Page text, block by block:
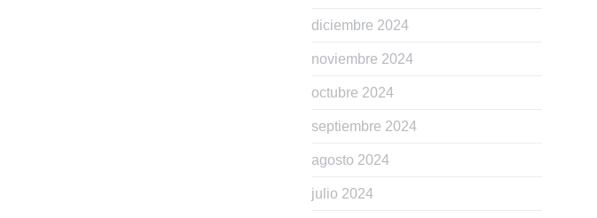
diciembre 2024
noviembre 2024
octubre 2024
septiembre 2024
agosto 2024
julio 2024